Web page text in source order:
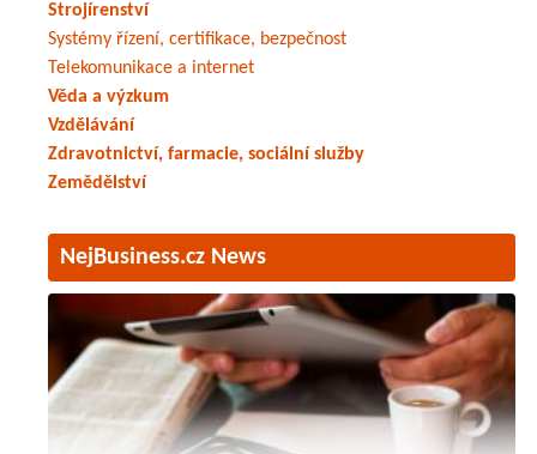
Strojírenství
Systémy řízení, certifikace, bezpečnost
Telekomunikace a internet
Věda a výzkum
Vzdělávání
Zdravotnictví, farmacie, sociální služby
Zemědělství
NejBusiness.cz News